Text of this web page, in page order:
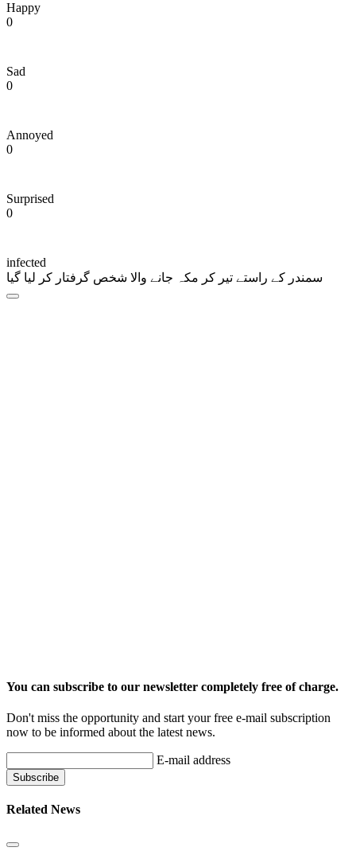
Happy
0
Sad
0
Annoyed
0
Surprised
0
infected
سمندر کے راستے تیر کر مکہ جانے والا شخص گرفتار کر لیا گیا
You can subscribe to our newsletter completely free of charge.
Don't miss the opportunity and start your free e-mail subscription
now to be informed about the latest news.
E-mail address
Related News